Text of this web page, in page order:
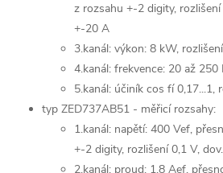
z rozsahu +-2 digity,
+-20 A
3.kanál: výkon: 8 kW,
4.kanál: frekvence: 20 až
5.kanál: účiník cos fí 0,17...1,
typ ZED737AB51 - měřicí rozsahy:
1.kanál: napětí: 400 Vef,
+-2 digity, rozlišení 0,1 V,
2.kanál: proud: 1,8 Aef,